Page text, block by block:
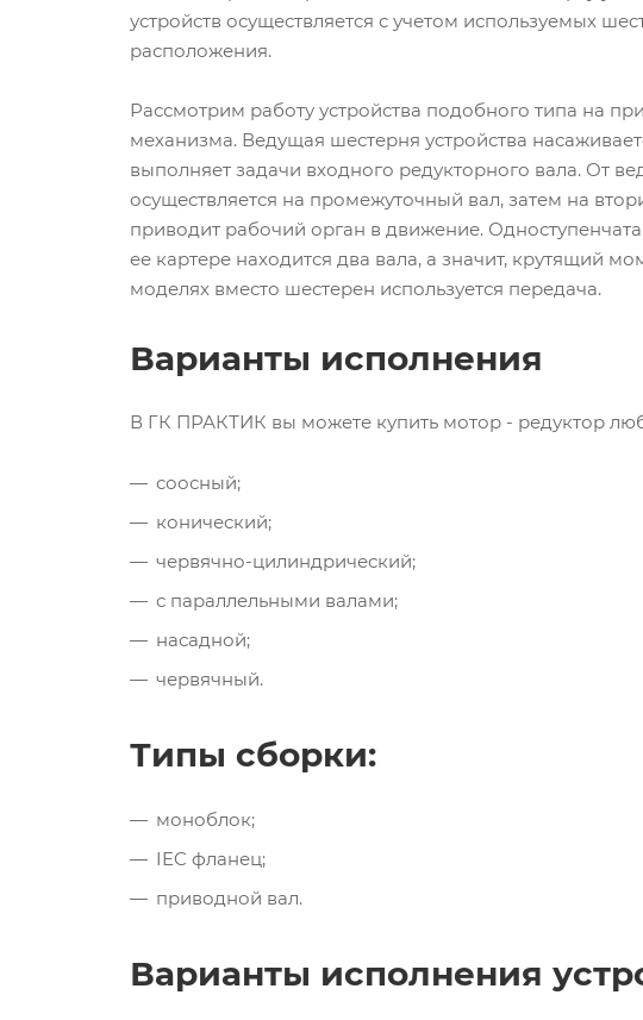
устройств осуществляется с учетом используемых
расположения.
Рассмотрим работу устройства подобного типа на
механизма. Ведущая шестерня устройства
выполняет задачи входного редукторного вала. От
осуществляется на промежуточный вал, затем на
приводит рабочий орган в движение.
ее картере находится два вала, а значит, крутящий
моделях вместо шестерен используется передача.
Варианты исполнения
В ГК ПРАКТИК вы можете купить мотор - редуктор
соосный;
конический;
червячно-цилиндрический;
с параллельными валами;
насадной;
червячный.
Типы сборки:
моноблок;
IEC фланец;
приводной вал.
Варианты исполнения